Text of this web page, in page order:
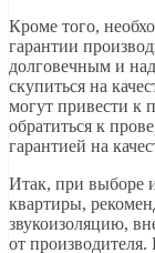
Кроме того,
гарантии
долговечным и
скупиться на
могут привести к
обратиться к
гарантией на
Итак, при выборе
квартиры,
звукоизоляцию,
от